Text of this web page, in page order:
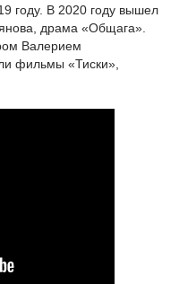
году. В 2020 году вышел
драма «Общага».
Валерием
фильмы «Тиски»,